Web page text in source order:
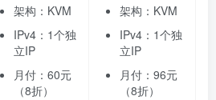
架构：KVM
IPv4：1个独
立IP
月付：60元
（8折）
架构：KVM
IPv4：1个独
立IP
月付：96元
（8折）